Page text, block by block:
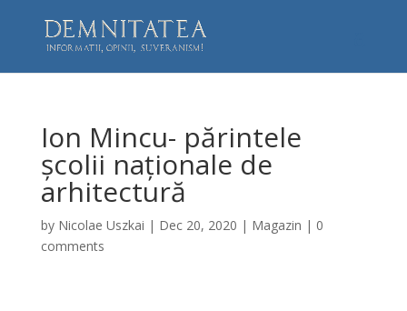
Ion Mincu- părintele
școlii naționale de
arhitectură
by Nicolae Uszkai | Dec 20, 2020 | Magazin | 0
comments